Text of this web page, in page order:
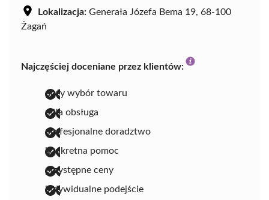
Lokalizacja: Generała Józefa Bema 19, 68-100
Żagań
Najczęściej doceniane przez klientów:
duży wybór towaru
miła obsługa
profesjonalne doradztwo
konkretna pomoc
przystępne ceny
indywidualne podejście